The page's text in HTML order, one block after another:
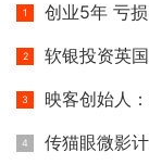
创业5年 亏
软银投资英国送
映客创始人：
传猫眼微影